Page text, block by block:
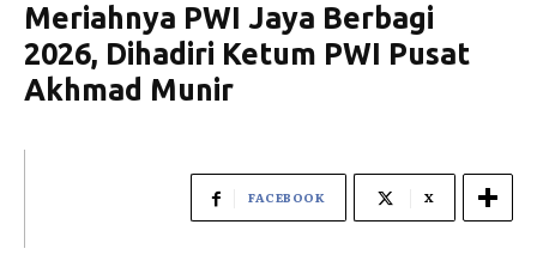
Meriahnya PWI Jaya Berbagi
2026, Dihadiri Ketum PWI Pusat
Akhmad Munir
FACEBOOK X